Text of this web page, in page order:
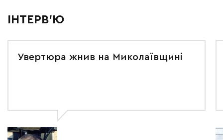
ІНТЕРВ'Ю
Увертюра жнив на Миколаївщині